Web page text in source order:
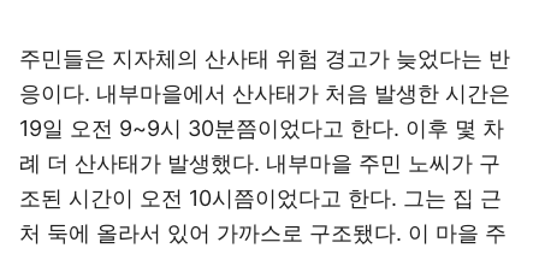
주민들은 지자체의 산사태 위험 경고가 늦었다는 반
응이다. 내부마을에서 산사태가 처음 발생한 시간은
19일 오전 9~9시 30분쯤이었다고 한다. 이후 몇 차
례 더 산사태가 발생했다. 내부마을 주민 노씨가 구
조된 시간이 오전 10시쯤이었다고 한다. 그는 집 근
처 둑에 올라서 있어 가까스로 구조됐다. 이 마을 주